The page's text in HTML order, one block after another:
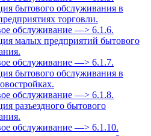
бытового обслуживания в
торговли.
обслуживание —> 6.1.6.
малых предприятий бытового
обслуживание —> 6.1.7.
бытового обслуживания в
обслуживание —> 6.1.8.
разъездного бытового
обслуживание —> 6.1.10.